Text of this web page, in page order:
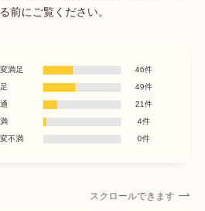
前にご覧ください。
満足
46件
49件
21件
4件
不満
0件
スクロールできます